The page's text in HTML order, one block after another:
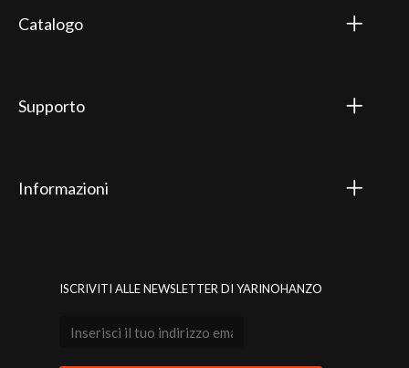
Catalogo
Supporto
Informazioni
ISCRIVITI ALLE NEWSLETTER DI YARINOHANZO